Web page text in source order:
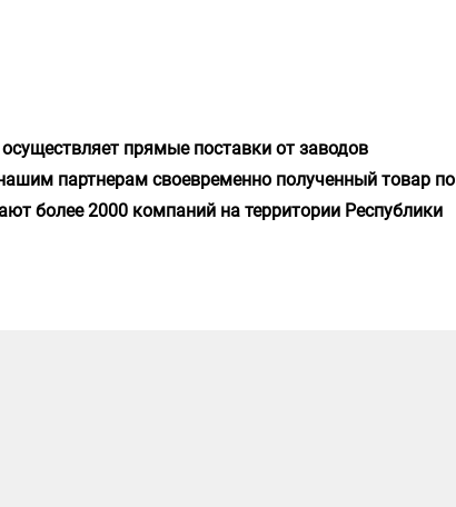
прямые поставки от заводов
партнерам своевременно полученный товар по
более 2000 компаний на территории Республики